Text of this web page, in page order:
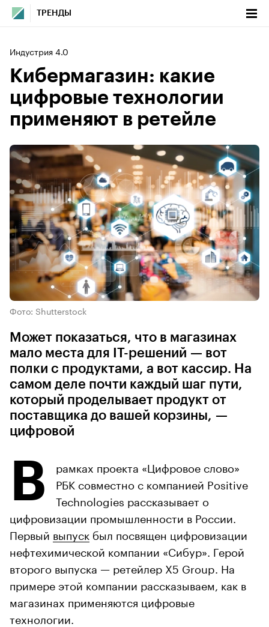
ТРЕНДЫ
Индустрия 4.0
Кибермагазин: какие
цифровые технологии
применяют в ретейле
Фото: Shutterstock
Может показаться, что в магазинах
мало места для IT-решений — вот
полки с продуктами, а вот кассир. На
самом деле почти каждый шаг пути,
который проделывает продукт от
поставщика до вашей корзины, —
цифровой
В
рамках проекта «Цифровое слово»
РБК совместно с компанией Positive
Technologies рассказывает о
цифровизации промышленности в России.
Первый выпуск был посвящен цифровизации
нефтехимической компании «Сибур». Герой
второго выпуска — ретейлер X5 Group. На
примере этой компании рассказываем, как в
магазинах применяются цифровые
технологии.